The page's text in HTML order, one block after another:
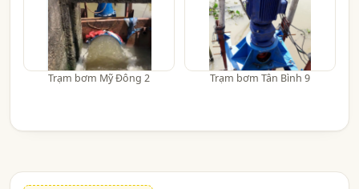
Trạm bơm Mỹ Đông 2 Trạm bơm Tân Bình 9